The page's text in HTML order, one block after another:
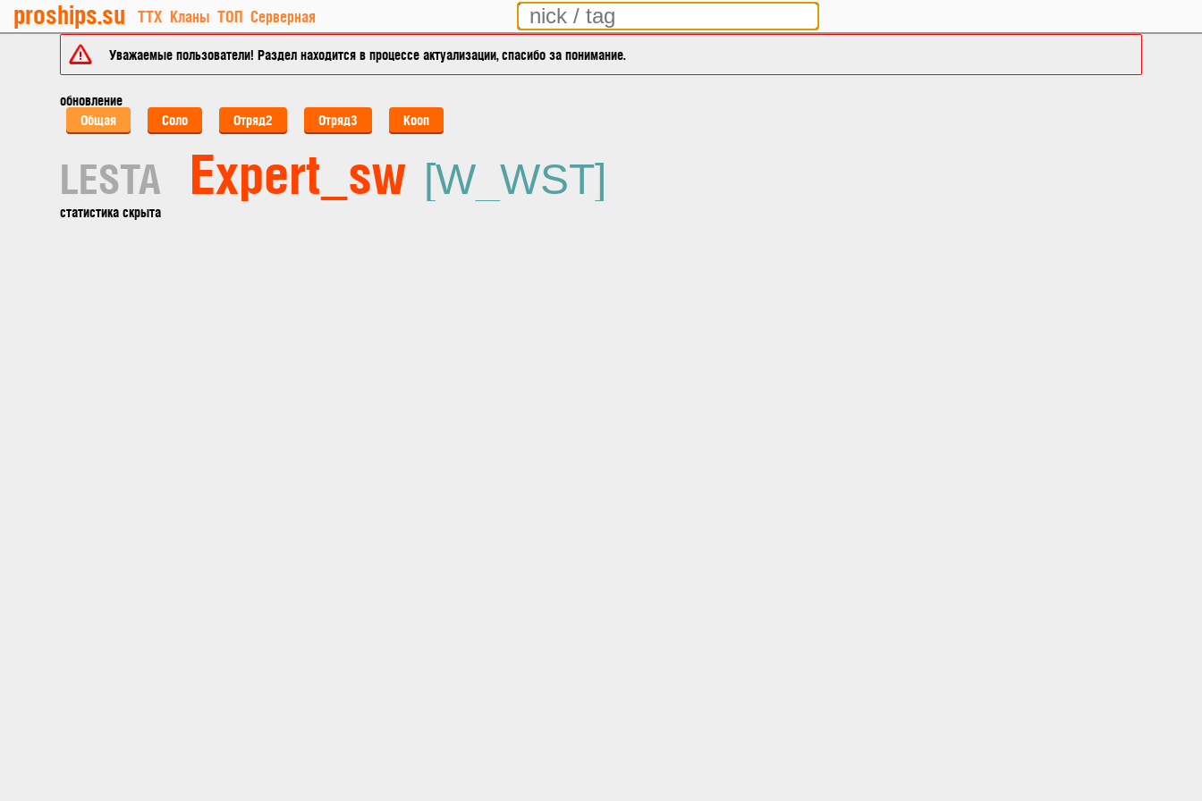
proships.su ТТХ Кланы ТОП Серверная
Уважаемые пользователи! Раздел находится в процессе актуализации, спасибо за понимание.
обновление
Общая
Соло Отряд2 Отряд3 Кооп
LESTA Expert_sw [W_WST]
статистика скрыта